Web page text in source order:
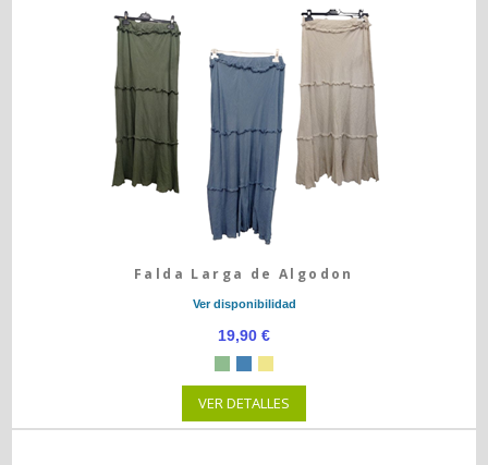
Falda Larga de Algodon
Ver disponibilidad
19,90 €
VER DETALLES